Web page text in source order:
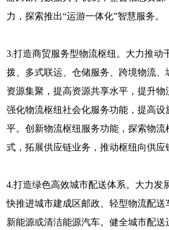
力，探索推出“运游一体化”智慧服务。
3.打造商贸服务型物流枢纽。大力推动
拨、多式联运、仓储服务、跨境物流、
资源集聚，提高资源共享水平，提升物
强化物流枢纽社会化服务功能，提高设
平。创新物流枢纽服务功能，探索物流
式，拓展供应链业务，推动枢纽向供应
4.打造绿色高效城市配送体系。大力发
快推进城市建成区邮政、轻型物流配送
新能源或清洁能源汽车。健全城市配